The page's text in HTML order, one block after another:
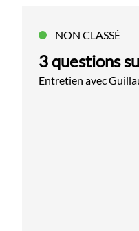
NON CLASSÉ
3 questions
Entretien avec